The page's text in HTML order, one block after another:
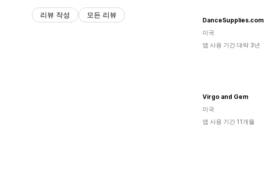
리뷰 작성 모든 리뷰
DanceSupplies.com
미국
앱 사용 기간 대략 3년
Virgo and Gem
미국
앱 사용 기간 11개월